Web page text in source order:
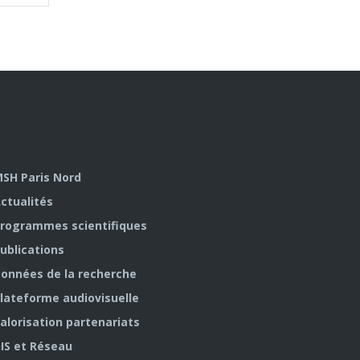
Paris Nord
scientifiques
de la recherche
audiovisuelle
partenariats
et Réseau